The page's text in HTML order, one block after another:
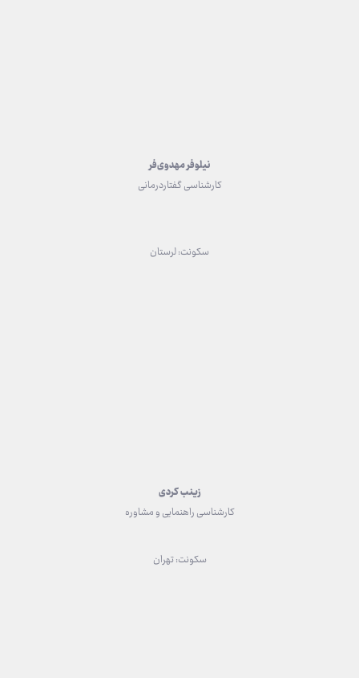
نیلوفر مهدوی‌فر
کارشناسی گفتاردرمانی
سکونت: لرستان
زینب کردی
کارشناسی راهنمایی و مشاوره
سکونت: تهران